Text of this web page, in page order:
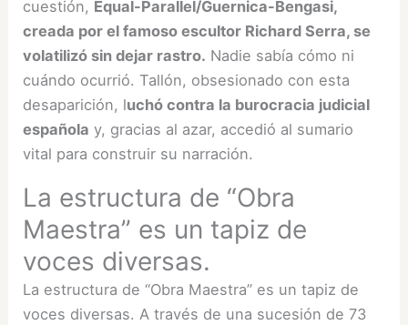
cuestión, Equal-Parallel/Guernica-Bengasi,
creada por el famoso escultor Richard Serra, se
volatilizó sin dejar rastro. Nadie sabía cómo ni
cuándo ocurrió. Tallón, obsesionado con esta
desaparición, luchó contra la burocracia judicial
española y, gracias al azar, accedió al sumario
vital para construir su narración.
La estructura de “Obra
Maestra” es un tapiz de
voces diversas.
La estructura de “Obra Maestra” es un tapiz de
voces diversas. A través de una sucesión de 73